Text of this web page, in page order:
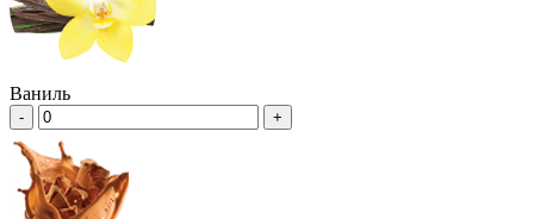
Ваниль
- +